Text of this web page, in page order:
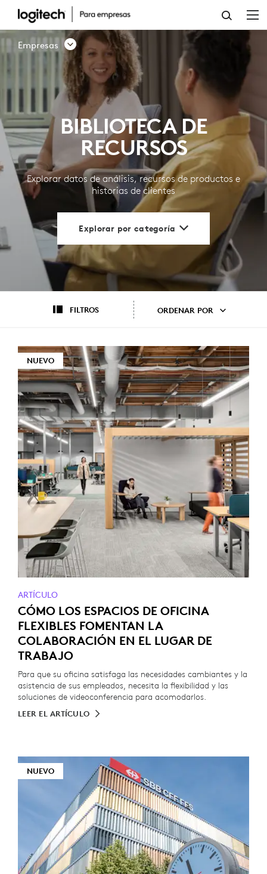
BIBLIOTECA
DE
RECURSOS
LOGITECH
PARA
EMPRESAS
Empresas
BIBLIOTECA DE
RECURSOS
Explorar datos de análisis, recursos de productos e
historias de clientes
Explorar por categoría
FILTROS ORDENAR POR
NUEVO
ARTÍCULO
CÓMO LOS ESPACIOS DE OFICINA
FLEXIBLES FOMENTAN LA
COLABORACIÓN EN EL LUGAR DE
TRABAJO
Para que su oficina satisfaga las necesidades cambiantes y la
asistencia de sus empleados, necesita la flexibilidad y las
soluciones de videoconferencia para acomodarlos.
LEER EL ARTÍCULO
NUEVO